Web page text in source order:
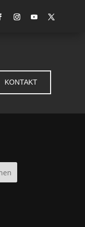
KONTAKT